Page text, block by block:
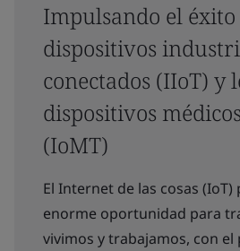
Impulsando el éxito
dispositivos
conectados (IIoT) y
dispositivos
(IoMT)
El Internet de las cosas
enorme oportunidad para
vivimos y trabajamos, con el